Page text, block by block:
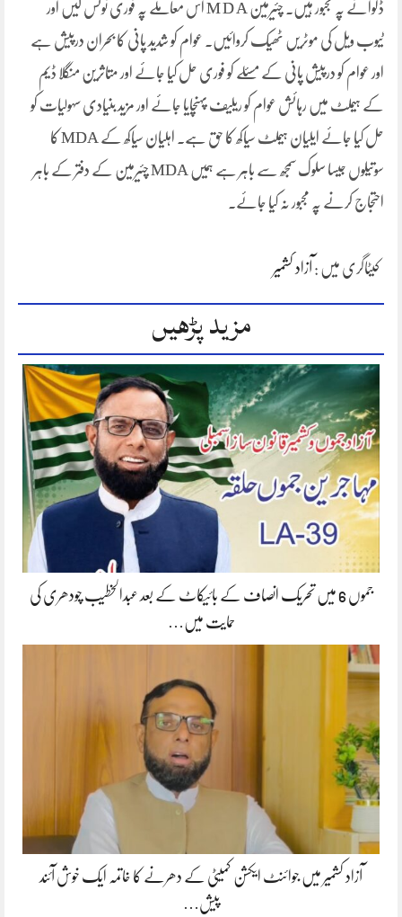
ڈلوانے پہ مجبور ہیں. چئیرمین M D A اس معاملے پہ فوری نوٹس لیں اور
ٹیوب ویل کی موٹریں ٹھیک کروائیں۔ عوام کو شدید پانی کا بحران درپیش ہے
اور عوام کو درپیش پانی کے مسئلے کو فوری حل کیا جائے اور متاثرین منگلا ڈیم
کے ہیملٹ میں رہائش عوام کو ریلیف پہنچایا جائے اور مزید بنیادی سہولیات کو
حل کیا جائے ایلیان ہیملٹ سیاکھ کا حق ہے۔ اہلیان سیاکھ کے MDA کا
سوتیلوں جیسا سلوک سمجھ سے باہر ہے ہمیں MDA چئیرمین کے دفتر کے باہر
احتجاج کرنے پہ مجبور نہ کیا جائے۔
کیٹاگری میں : آزاد کشمیر
مزید پڑھیں
جموں 6 میں تحریک انصاف کے بائیکاٹ کے بعد عبدالخطیب چودھری کی
حمایت میں…
آزاد کشمیر میں جوائنٹ ایکشن کمیٹی کے دھرنے کا خاتمہ ایک خوش آئند
پیش…